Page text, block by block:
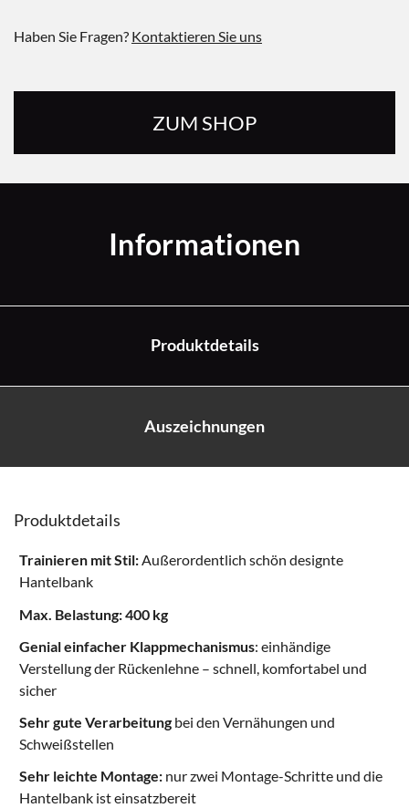
Haben Sie Fragen? Kontaktieren Sie uns
ZUM SHOP
Informationen
Produktdetails
Auszeichnungen
Produktdetails
Trainieren mit Stil:Außerordentlich schön designte
Hantelbank
Max. Belastung: 400 kg
Genial einfacher Klappmechanismus: einhändige
Verstellung der Rückenlehne – schnell, komfortabel und
sicher
Sehr gute Verarbeitungbei den Vernähungen und
Schweißstellen
Sehr leichte Montage:nur zwei Montage-Schritte und die
Hantelbank ist einsatzbereit